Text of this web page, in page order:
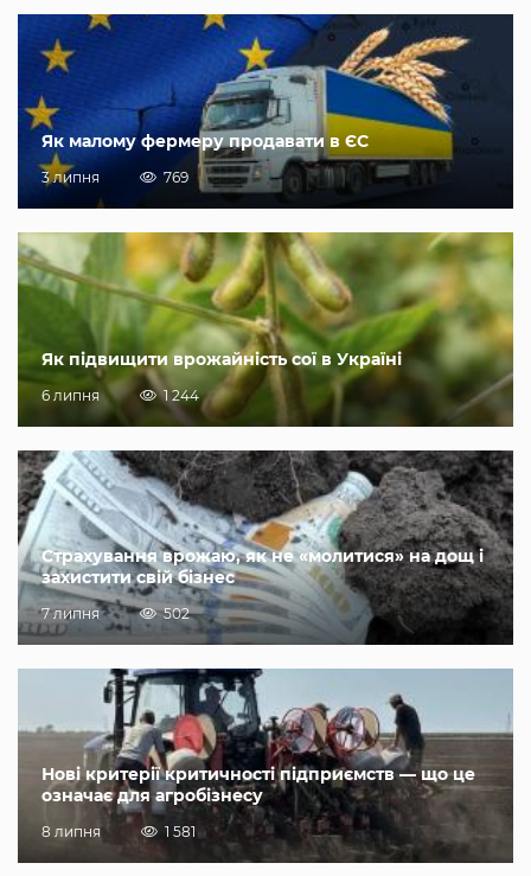
Як малому фермеру продавати в ЄС
3 липня 769
Як підвищити врожайність сої в Україні
6 липня 1 244
Страхування врожаю, як не «молитися» на дощ і
захистити свій бізнес
7 липня 502
Нові критерії критичності підприємств — що це
означає для агробізнесу
8 липня 1 581